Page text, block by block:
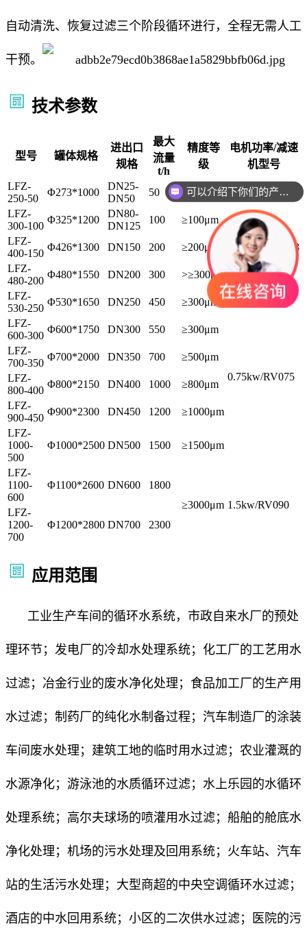
自动清洗、恢复过滤三个阶段循环进行，全程无需人工
干预。
技术参数
型号 罐体规格
进出口
规格
最大
流量
t/h
精度等
级
电机功率/减速
机型号
LFZ-
250-50
Φ273*1000
DN25-
DN50
50 ≥50μm
0.18KW/RV040
LFZ-
300-100
Φ325*1200
DN80-
DN125
100 ≥100μm
0.37KW/RV063
LFZ-
400-150
Φ426*1300 DN150 200
≥200μm
LFZ-
480-200
Φ480*1550 DN200 300
>≥300μm
LFZ-
530-250
Φ530*1650 DN250 450 ≥300μm
0.75kw/RV075
LFZ-
600-300
Φ600*1750 DN300 550
≥300μm
LFZ-
700-350
Φ700*2000 DN350 700
≥500μm
LFZ-
800-400
Φ800*2150 DN400 1000
≥800μm
LFZ-
900-450
Φ900*2300 DN450 1200
≥1000μm
LFZ-
1000-
500
Φ1000*2500 DN500 1500 ≥1500μm
LFZ-
1100-
600
Φ1100*2600 DN600
1800
≥3000μm 1.5kw/RV090
LFZ-
1200-
700
Φ1200*2800 DN700 2300
应用范围
工业生产车间的循环水系统，市政自来水厂的预处
理环节；发电厂的冷却水处理系统；化工厂的工艺用水
过滤；冶金行业的废水净化处理；食品加工厂的生产用
水过滤；制药厂的纯化水制备过程；汽车制造厂的涂装
车间废水处理；建筑工地的临时用水过滤；农业灌溉的
水源净化；游泳池的水质循环过滤；水上乐园的水循环
处理系统；高尔夫球场的喷灌用水过滤；船舶的舱底水
净化处理；机场的污水处理及回用系统；火车站、汽车
站的生活污水处理；大型商超的中央空调循环水过滤；
酒店的中水回用系统；小区的二次供水过滤；医院的污
可以介绍下你们的产品么